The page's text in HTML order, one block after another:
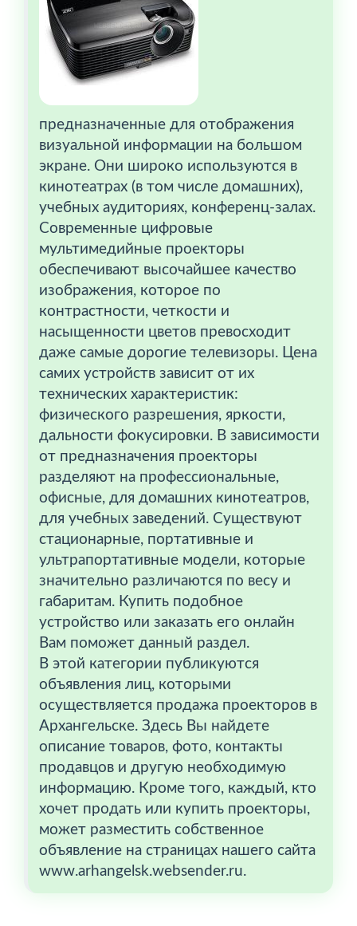
предназначенные для отображения
визуальной информации на большом
экране. Они широко используются в
кинотеатрах (в том числе домашних),
учебных аудиториях, конференц-залах.
Современные цифровые
мультимедийные проекторы
обеспечивают высочайшее качество
изображения, которое по
контрастности, четкости и
насыщенности цветов превосходит
даже самые дорогие телевизоры. Цена
самих устройств зависит от их
технических характеристик:
физического разрешения, яркости,
дальности фокусировки. В зависимости
от предназначения проекторы
разделяют на профессиональные,
офисные, для домашних кинотеатров,
для учебных заведений. Существуют
стационарные, портативные и
ультрапортативные модели, которые
значительно различаются по весу и
габаритам. Купить подобное
устройство или заказать его онлайн
Вам поможет данный раздел.
В этой категории публикуются
объявления лиц, которыми
осуществляется продажа проекторов в
Архангельске. Здесь Вы найдете
описание товаров, фото, контакты
продавцов и другую необходимую
информацию. Кроме того, каждый, кто
хочет продать или купить проекторы,
может разместить собственное
объявление на страницах нашего сайта
www.arhangelsk.websender.ru.